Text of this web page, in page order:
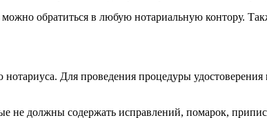
обратиться в любую нотариальную контору.
Для проведения процедуры
должны содержать исправлений, помарок,